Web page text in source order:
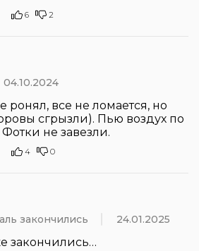
6 2
04.10.2024
ронял, все не ломается, но
сгрызли). Пью воздух по
не завезли.
4 0
закончились 24.01.2025
закончились…